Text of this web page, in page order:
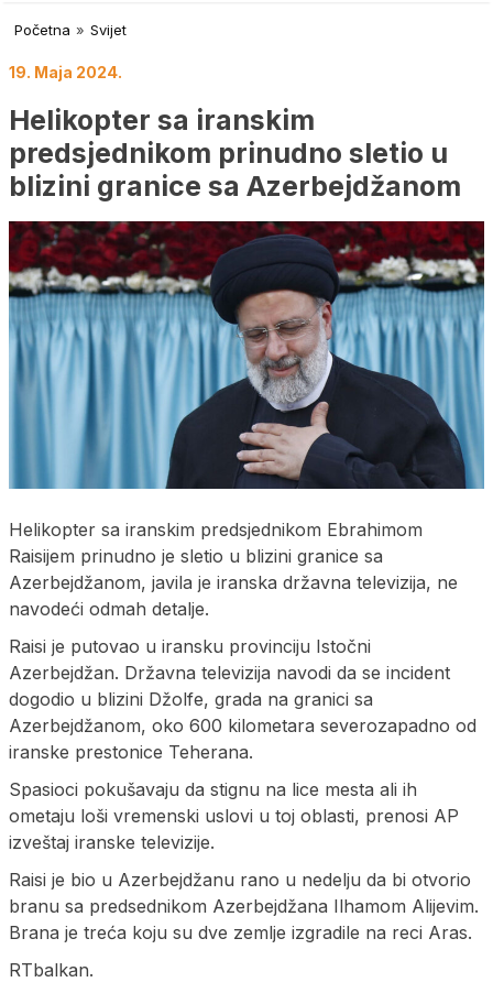
Početna » Svijet
19. Maja 2024.
Helikopter sa iranskim
predsjednikom prinudno sletio u
blizini granice sa Azerbejdžanom
Helikopter sa iranskim predsjednikom Ebrahimom
Raisijem prinudno je sletio u blizini granice sa
Azerbejdžanom, javila je iranska državna televizija, ne
navodeći odmah detalje.
Raisi je putovao u iransku provinciju Istočni
Azerbejdžan. Državna televizija navodi da se incident
dogodio u blizini Džolfe, grada na granici sa
Azerbejdžanom, oko 600 kilometara severozapadno od
iranske prestonice Teherana.
Spasioci pokušavaju da stignu na lice mesta ali ih
ometaju loši vremenski uslovi u toj oblasti, prenosi AP
izveštaj iranske televizije.
Raisi je bio u Azerbejdžanu rano u nedelju da bi otvorio
branu sa predsednikom Azerbejdžana Ilhamom Alijevim.
Brana je treća koju su dve zemlje izgradile na reci Aras.
RTbalkan.